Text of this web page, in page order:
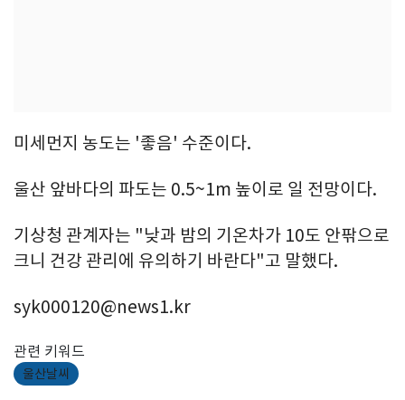
미세먼지 농도는 '좋음' 수준이다.
울산 앞바다의 파도는 0.5~1m 높이로 일 전망이다.
기상청 관계자는 "낮과 밤의 기온차가 10도 안팎으로
크니 건강 관리에 유의하기 바란다"고 말했다.
syk000120@news1.kr
관련 키워드
울산날씨